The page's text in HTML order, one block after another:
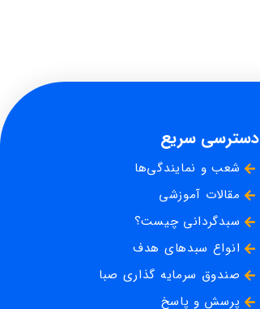
دسترسی سریع
شعب و نمایندگی‌ها
مقالات آموزشی
سبدگردانی چیست؟
انواع سبدهای هدف
صندوق سرمایه گذاری صبا
پرسش و پاسخ